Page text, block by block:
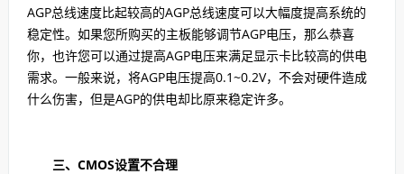
AGP总线速度比起较高的AGP总线速度可以大幅度提高系统的
稳定性。如果您所购买的主板能够调节AGP电压，那么恭喜
你，也许您可以通过提高AGP电压来满足显示卡比较高的供电
需求。一般来说，将AGP电压提高0.1~0.2V，不会对硬件造成
什么伤害，但是AGP的供电却比原来稳定许多。
三、CMOS设置不合理